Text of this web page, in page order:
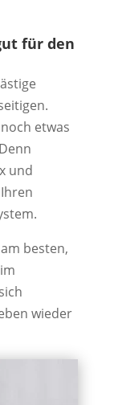
für den
etwas
und
besten,
wieder